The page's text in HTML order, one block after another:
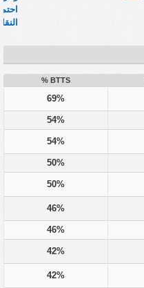
BTTS %
69%
54%
54%
50%
50%
46%
46%
42%
42%